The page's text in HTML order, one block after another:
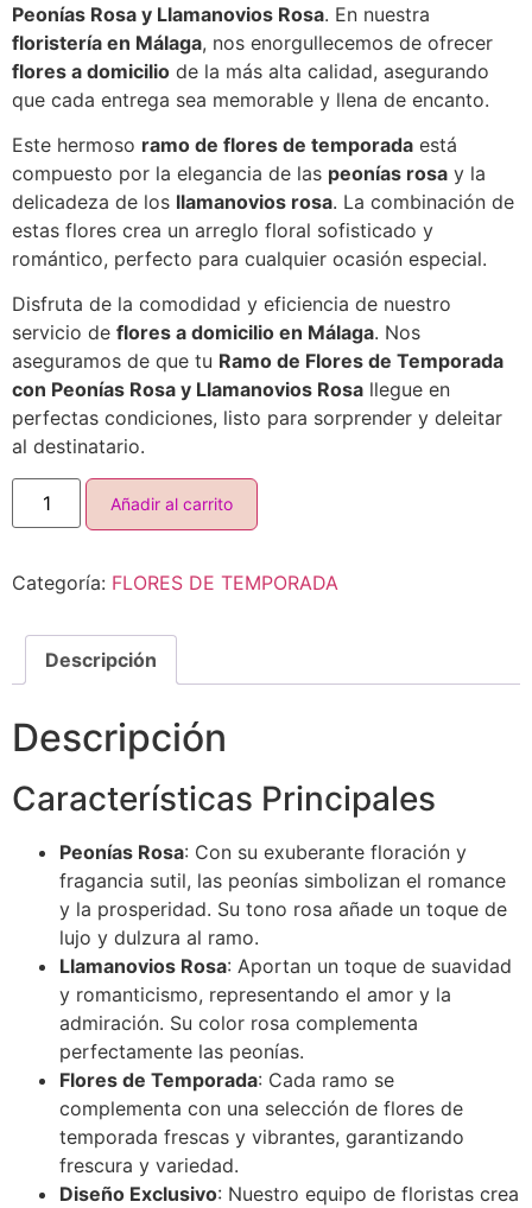
Peonías Rosa y Llamanovios Rosa. En nuestra
floristería en Málaga, nos enorgullecemos de ofrecer
flores a domicilio de la más alta calidad, asegurando
que cada entrega sea memorable y llena de encanto.
Este hermoso ramo de flores de temporada está
compuesto por la elegancia de las peonías rosa y la
delicadeza de los llamanovios rosa. La combinación de
estas flores crea un arreglo floral sofisticado y
romántico, perfecto para cualquier ocasión especial.
Disfruta de la comodidad y eficiencia de nuestro
servicio de flores a domicilio en Málaga. Nos
aseguramos de que tu Ramo de Flores de Temporada
con Peonías Rosa y Llamanovios Rosa llegue en
perfectas condiciones, listo para sorprender y deleitar
al destinatario.
Añadir al carrito
Categoría: FLORES DE TEMPORADA
Descripción
Descripción
Características Principales
Peonías Rosa: Con su exuberante floración y
fragancia sutil, las peonías simbolizan el romance
y la prosperidad. Su tono rosa añade un toque de
lujo y dulzura al ramo.
Llamanovios Rosa: Aportan un toque de suavidad
y romanticismo, representando el amor y la
admiración. Su color rosa complementa
perfectamente las peonías.
Flores de Temporada: Cada ramo se
complementa con una selección de flores de
temporada frescas y vibrantes, garantizando
frescura y variedad.
Diseño Exclusivo: Nuestro equipo de floristas crea